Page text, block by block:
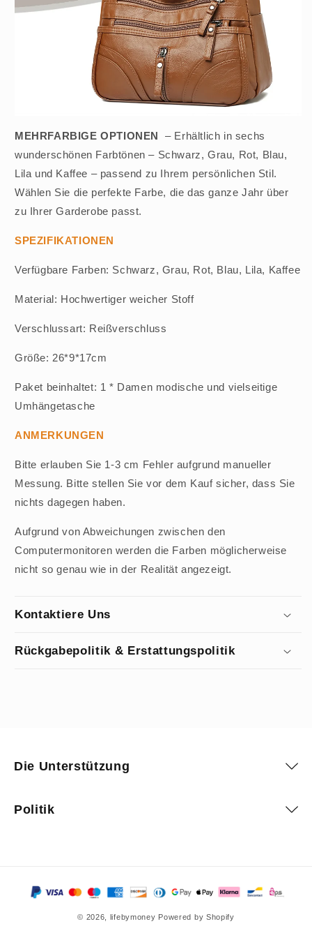
MEHRFARBIGE OPTIONEN
– Erhältlich in sechs
wunderschönen Farbtönen – Schwarz, Grau, Rot, Blau,
Lila und Kaffee – passend zu Ihrem persönlichen Stil.
Wählen Sie die perfekte Farbe, die das ganze Jahr über
zu Ihrer Garderobe passt.
SPEZIFIKATIONEN
Verfügbare Farben: Schwarz, Grau, Rot, Blau, Lila, Kaffee
Material: Hochwertiger weicher Stoff
Verschlussart: Reißverschluss
Größe: 26*9*17cm
Paket beinhaltet: 1 * Damen modische und vielseitige
Umhängetasche
ANMERKUNGEN
Bitte erlauben Sie 1-3 cm Fehler aufgrund manueller
Messung. Bitte stellen Sie vor dem Kauf sicher, dass Sie
nichts dagegen haben.
Aufgrund von Abweichungen zwischen den
Computermonitoren werden die Farben möglicherweise
nicht so genau wie in der Realität angezeigt.
Kontaktiere Uns
Rückgabepolitik & Erstattungspolitik
Die Unterstützung
Politik
Zahlungsmethoden
© 2026, lifebymoney Powered by Shopify